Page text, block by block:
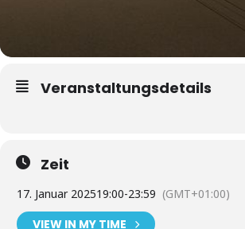
Veranstaltungsdetails
Zeit
17. Januar 202519:00-23:59 (GMT+01:00)
VIEW IN MY TIME